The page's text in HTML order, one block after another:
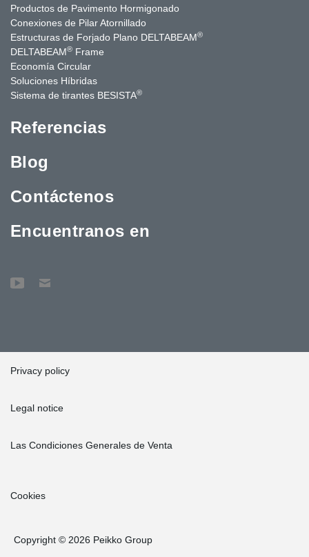
Productos de Pavimento Hormigonado
Conexiones de Pilar Atornillado
Estructuras de Forjado Plano DELTABEAM®
DELTABEAM® Frame
Economía Circular
Soluciones Híbridas
Sistema de tirantes BESISTA®
Referencias
Blog
Contáctenos
Encuentranos en
Privacy policy
Legal notice
Las Condiciones Generales de Venta
Cookies
Copyright © 2026 Peikko Group